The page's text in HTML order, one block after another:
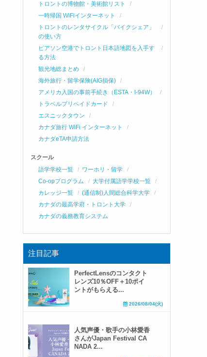
トロントの博物館・美術館リスト
一時帰国 WiFiインターネット
トロントのレンタサイクル「バイクシェア」
の使い方
ピアソン空港でトロント日本語地図を入手す
る方法
観光地総まとめ
海外旅行・留学保険(AIG損保)
アメリカ入国の事前手続き（ESTA・I-94W）
トラベルプリペイドカード
エスニックタウン
カナダ旅行 WiFi インターネット
カナダeTA申請方法
スクール
語学学校一覧
ワーホリ・留学
Co-opプログラム
大学付属語学学校一覧
カレッジ一覧
(通信制)人間総合科学大学
カナダの最高学府・トロント大学
カナダの義務教育システム
注目記事
PerfectLensのコンタクト
レンズ10％OFF＋10ポイ
ントがもらえる...
2026/08/04(火)
人気声優・歌手の小林愛香
さんがJapan Festival CA
NADA 2...